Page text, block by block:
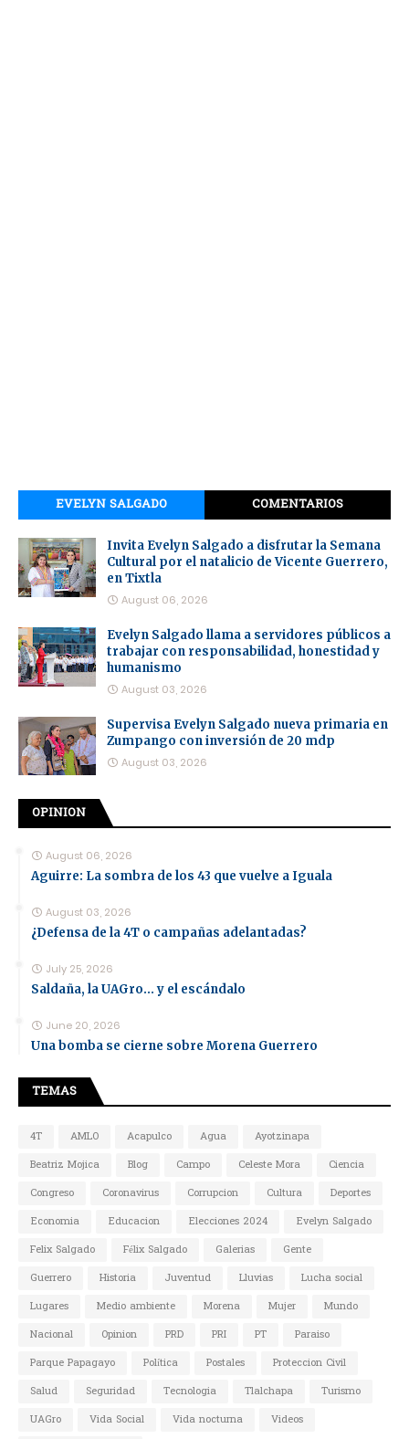
EVELYN SALGADO COMENTARIOS
Invita Evelyn Salgado a disfrutar la Semana
Cultural por el natalicio de Vicente Guerrero,
en Tixtla
August 06, 2026
Evelyn Salgado llama a servidores públicos a
trabajar con responsabilidad, honestidad y
humanismo
August 03, 2026
Supervisa Evelyn Salgado nueva primaria en
Zumpango con inversión de 20 mdp
August 03, 2026
OPINION
August 06, 2026
Aguirre: La sombra de los 43 que vuelve a Iguala
August 03, 2026
¿Defensa de la 4T o campañas adelantadas?
July 25, 2026
Saldaña, la UAGro... y el escándalo
June 20, 2026
Una bomba se cierne sobre Morena Guerrero
TEMAS
4T AMLO Acapulco Agua
Ayotzinapa
Beatriz Mojica
Blog Campo Celeste Mora
Ciencia
Congreso
Coronavirus Corrupcion Cultura
Deportes
Economia
Educacion Elecciones 2024
Evelyn Salgado
Felix Salgado
Félix Salgado Galerias
Gente
Guerrero
Historia Juventud Lluvias
Lucha social
Lugares
Medio ambiente Morena Mujer
Mundo
Nacional
Opinion PRD PRI PT
Paraiso
Parque Papagayo
Política Postales
Proteccion Civil
Salud
Seguridad Tecnologia Tlalchapa
Turismo
UAGro
Vida Social Vida nocturna
Videos